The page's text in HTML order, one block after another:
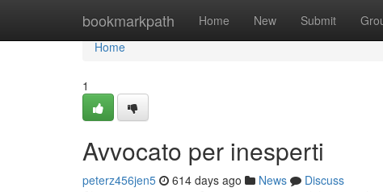
bookmarkpath Home New Submit
Home
Home
1
Avvocato per inesperti
peterz456jen5 614 days ago News
Discuss